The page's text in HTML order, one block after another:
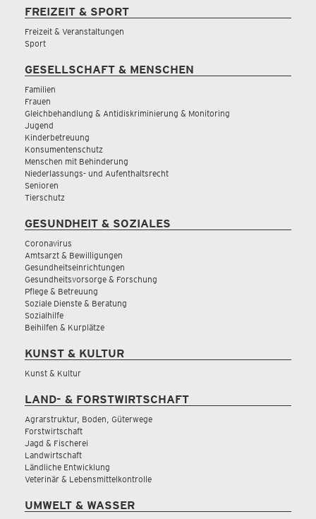
FREIZEIT & SPORT
Freizeit & Veranstaltungen
Sport
GESELLSCHAFT & MENSCHEN
Familien
Frauen
Gleichbehandlung & Antidiskriminierung & Monitoring
Jugend
Kinderbetreuung
Konsumentenschutz
Menschen mit Behinderung
Niederlassungs- und Aufenthaltsrecht
Senioren
Tierschutz
GESUNDHEIT & SOZIALES
Coronavirus
Amtsarzt & Bewilligungen
Gesundheitseinrichtungen
Gesundheitsvorsorge & Forschung
Pflege & Betreuung
Soziale Dienste & Beratung
Sozialhilfe
Beihilfen & Kurplätze
KUNST & KULTUR
Kunst & Kultur
LAND- & FORSTWIRTSCHAFT
Agrarstruktur, Boden, Güterwege
Forstwirtschaft
Jagd & Fischerei
Landwirtschaft
Ländliche Entwicklung
Veterinär & Lebensmittelkontrolle
UMWELT & WASSER